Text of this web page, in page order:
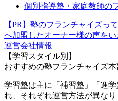
個別指導塾・家庭教師の
【PR】塾のフランチャイズっ
へ加盟したオーナー様の声をい
運営会社情報
【学習スタイル別】
おすすめの塾フランチャイズ本
学習塾は主に「補習塾」「進
れ、それぞれ運営方法が異なり